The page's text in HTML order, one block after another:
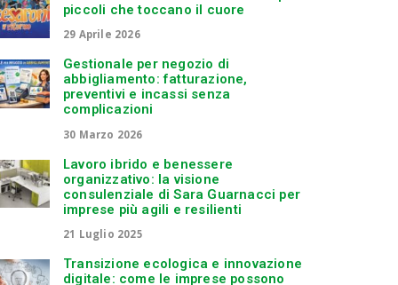
piccoli che toccano il cuore
29 Aprile 2026
Gestionale per negozio di
abbigliamento: fatturazione,
preventivi e incassi senza
complicazioni
30 Marzo 2026
Lavoro ibrido e benessere
organizzativo: la visione
consulenziale di Sara Guarnacci per
imprese più agili e resilienti
21 Luglio 2025
Transizione ecologica e innovazione
digitale: come le imprese possono